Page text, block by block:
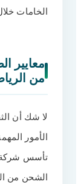
الخامات
معايير
من
لا شك أن
الأمور
تأسس شركة
الشحن من